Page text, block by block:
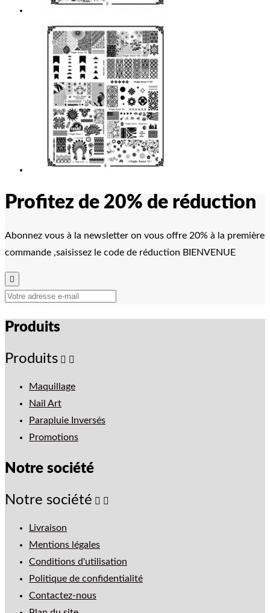
Profitez de 20% de réduction
Abonnez vous à la newsletter on vous offre 20% à la première
commande ,saisissez le code de réduction BIENVENUE

Produits
Produits
Maquillage
Nail Art
Parapluie Inversés
Promotions
Notre société
Notre société
Livraison
Mentions légales
Conditions d'utilisation
Politique de confidentialité
Contactez-nous